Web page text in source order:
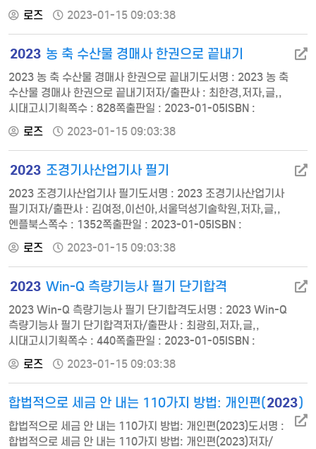
2023-01-05ISBN : 9791138340250정가 : 40000PART 01
식물병리학 Chapter 01 식물병리 일반Chapter 02 식물병의
원인Chapter 03 식물병의 발생Chapter 04 식물병의
진단Chapter 05 식물병의 방제Chapter 06 식물병 각론PART 02
농림해충학 Chapter 01 곤충 일…
로즈 2023-01-15 09:03:38
2023 농 축 수산물 경매사 한권으로 끝내기
2023 농 축 수산물 경매사 한권으로 끝내기도서명 : 2023 농 축
수산물 경매사 한권으로 끝내기저자/출판사 : 최한경,저자,글,,
시대고시기획쪽수 : 828쪽출판일 : 2023-01-05ISBN :
9791138339827정가 : 39000제1과목 농수산물 유통 및
가격안정에 관한 법률 및 그 하위법령제1장 총 칙제2장 농수산물의
생산조정 및 출하조절제3장 농수산물도매시장제4장
농수산물공판장 및 민영농수산물 도매시장 등제5장
농산물가격안정기금제6장 농수산물유통기구의 정비 등제7장 보
칙제2과목 상품성 평가제1장 농산물 상품성 …
로즈 2023-01-15 09:03:38
2023 조경기사산업기사 필기
2023 조경기사산업기사 필기도서명 : 2023 조경기사산업기사
필기저자/출판사 : 김여정,이선아,서울덕성기술학원,저자,글,,
엔플북스쪽수 : 1352쪽출판일 : 2023-01-05ISBN :
9788968133794정가 : 42000제1편 조경사 Part 1 서양의 조경
1. 고대의 조경 2. 중세의 조경 3. 르네상스의 조경 4. 근대의 조경
(18세기) 5. 근대의 조경(19세기) 6. 현대의 조경 Part 2 동양의
조경 1. 중국의 조경 2. 일본의 조경 Part 3 한국의 조경 1. 한국
조경의 특징 2. 고대의 조경 3.…
로즈 2023-01-15 09:03:38
2023 Win-Q 측량기능사 필기 단기합격
2023 Win-Q 측량기능사 필기 단기합격도서명 : 2023 Win-Q
측량기능사 필기 단기합격저자/출판사 : 최광희,저자,글,,
시대고시기획쪽수 : 440쪽출판일 : 2023-01-05ISBN :
9791138339872정가 : 24000빨리보는 간단한 키워드PART 01
핵심이론+핵심예제CHAPTER 01 측량학CHAPTER 02
응용측량PART 02 과년도+최근 기출복원문제2012년 과년도
기출문제2013년 과년도 기출문제2014년 과년도 기출문제2015년
과년도 기출문제2016년 과년도 기출문제2017년 과년도
기출복원문제…
로즈 2023-01-15 09:03:38
합법적으로 세금 안 내는 110가지 방법: 개인편(2023)
합법적으로 세금 안 내는 110가지 방법: 개인편(2023)도서명 :
합법적으로 세금 안 내는 110가지 방법: 개인편(2023)저자/